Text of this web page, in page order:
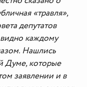
«травля»,
депутатов
каждому
Нашлись
Думе, которые
заявлении и в